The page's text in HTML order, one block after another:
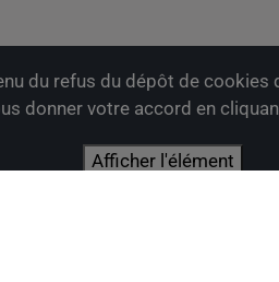
du refus du dépôt de cookies
donner votre accord en
Afficher l'élément